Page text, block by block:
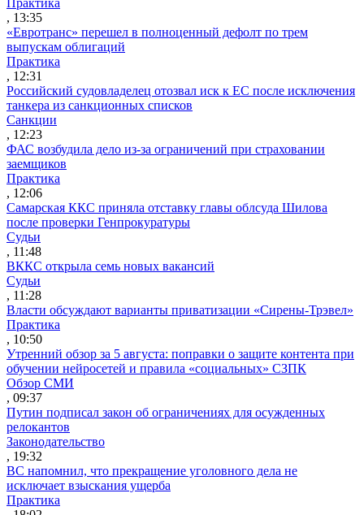
, 13:35
«Евротранс» перешел в полноценный дефолт по трем
выпускам облигаций
Практика
, 12:31
Российский судовладелец отозвал иск к ЕС после исключения
танкера из санкционных списков
Санкции
, 12:23
ФАС возбудила дело из-за ограничений при страховании
заемщиков
Практика
, 12:06
Самарская ККС приняла отставку главы облсуда Шилова
после проверки Генпрокуратуры
Судьи
, 11:48
ВККС открыла семь новых вакансий
Судьи
, 11:28
Власти обсуждают варианты приватизации «Сирены-Трэвел»
Практика
, 10:50
Утренний обзор за 5 августа: поправки о защите контента при
обучении нейросетей и правила «социальных» СЗПК
Обзор СМИ
, 09:37
Путин подписал закон об ограничениях для осужденных
релокантов
Законодательство
, 19:32
ВС напомнил, что прекращение уголовного дела не
исключает взыскания ущерба
Практика